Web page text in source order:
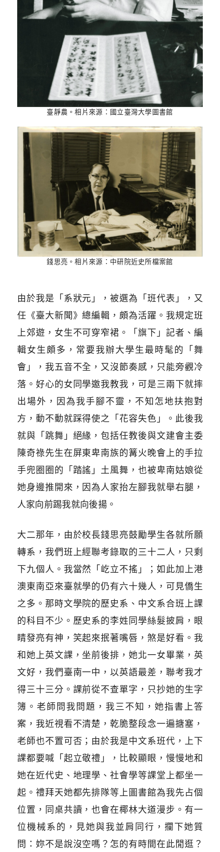
臺靜農。相片來源：國立臺灣大學圖書館
錢思亮。相片來源：中研院近史所檔案館
由於我是「系狀元」，被選為「班代表」，又
任《臺大新聞》總編輯，頗為活躍。我規定班
上郊遊，女生不可穿窄裙。「旗下」記者、編
輯女生頗多，常要我辦大學生最時髦的「舞
會」，我五音不全，又沒節奏感，只能旁觀冷
落。好心的女同學邀我教我，可是三兩下就摔
出場外，因為我手腳不靈，不知怎地扶抱對
方，動不動就踩得使之「花容失色」。此後我
就與「跳舞」絕緣，包括任教後與文建會主委
陳奇祿先生在屏東卑南族的篝火晚會上的手拉
手兜圈圈的「踏謠」土風舞，也被卑南姑娘從
她身邊推開來，因為人家抬左腳我就舉右腿，
人家向前踢我就向後揚。
大二那年，由於校長錢思亮鼓勵學生各就所願
轉系，我們班上經聯考錄取的三十二人，只剩
下九個人。我當然「屹立不搖」；如此加上港
澳東南亞來臺就學的仍有六十幾人，可見僑生
之多。那時文學院的歷史系、中文系合班上課
的科目不少。歷史系的李姓同學絲髮披肩，眼
睛發亮有神，笑起來抿著嘴唇，煞是好看。我
和她上英文課，坐前後排，她北一女畢業，英
文好，我們臺南一中，以英語最差，聯考我才
得三十三分。課前從不查單字，只抄她的生字
簿。老師問我問題，我三不知，她指書上答
案，我近視看不清楚，乾脆整段念一遍搪塞，
老師也不置可否；由於我是中文系班代，上下
課都要喊「起立敬禮」，比較顯眼，慢慢地和
她在近代史、地理學、社會學等課堂上都坐一
起。禮拜天她都先排隊等上圖書館為我先占個
位置，同桌共讀，也會在椰林大道漫步。有一
位機械系的，見她與我並肩同行，攔下她質
問：妳不是說沒空嗎？怎的有時間在此閒逛？